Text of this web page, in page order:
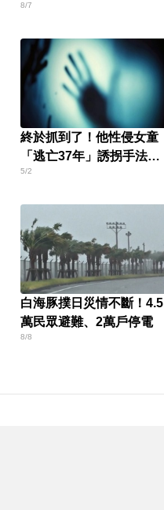
8/7
終於抓到了！他性侵女童
「逃亡37年」誘拐手法曝
光
5/2
白海豚撲日災情不斷！4.5
萬民眾避難、2萬戶停電
8/8